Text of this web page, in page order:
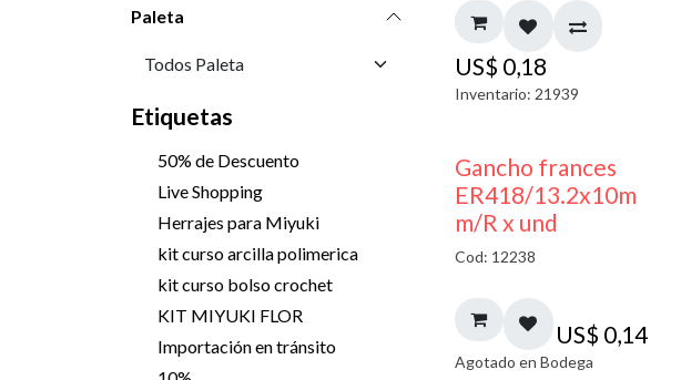
Paleta
Etiquetas
50% de Descuento
Live Shopping
Herrajes para Miyuki
kit curso arcilla polimerica
kit curso bolso crochet
KIT MIYUKI FLOR
Importación en tránsito
US$ 0,18
Inventario: 21939
AGOTADO
Gancho frances
ER418/13.2x10m
m/R x und
Cod: 12238
US$ 0,14
Agotado en Bodega